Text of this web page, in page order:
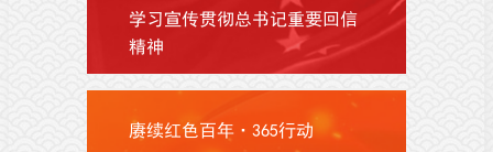
学习宣传贯彻总书记重要回信
精神
赓续红色百年·365行动